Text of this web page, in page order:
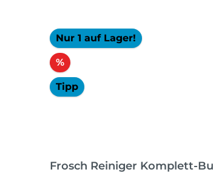
Nur 1 auf Lager!
%Rabatt
Tipp
Frosch Reiniger Komplett-